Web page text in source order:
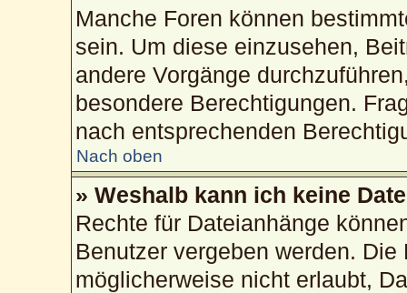
Manche Foren können
sein. Um diese einzusehen,
andere Vorgänge
besondere Berechtigungen.
nach entsprechenden
Nach oben
» Weshalb kann ich keine
Rechte für Dateianhänge
Benutzer vergeben werden.
möglicherweise nicht erlaubt,